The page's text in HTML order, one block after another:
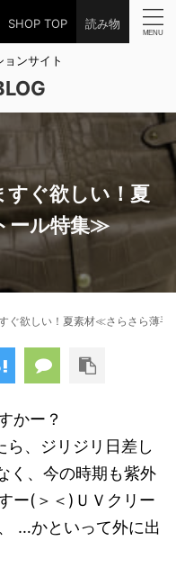
SHOP TOP 読み物
ンサイト
すぐ欲しい！夏
ール特集≫
ぐ欲しい！夏素材≪さらさら薄
かー？
、ジリジリ日差し
く、今の時期も紫外
ー(＞＜)ＵＶクリー
…かといって外に出